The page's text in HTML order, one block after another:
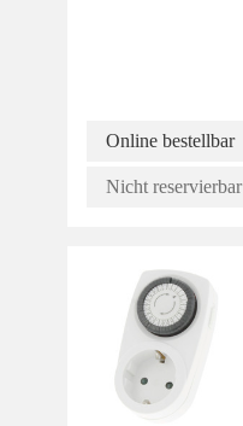
Online bestellbar
Nicht reservierbar